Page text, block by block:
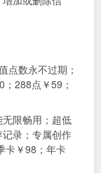
点数永不过期；
288点￥59；
无限畅用；超低
录；专属创作
卡￥98；年卡